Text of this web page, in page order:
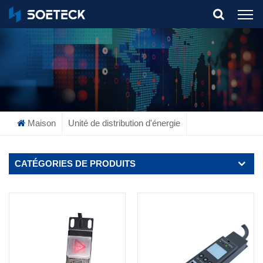
What Are You Looking For?
Maison Unité de distribution d'énergie
CATÉGORIES DE PRODUITS